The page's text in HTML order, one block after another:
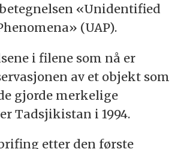
«Unidentified
(UAP).
i filene som nå er
av et objekt som
gjorde merkelige
Tadsjikistan i 1994.
etter den første